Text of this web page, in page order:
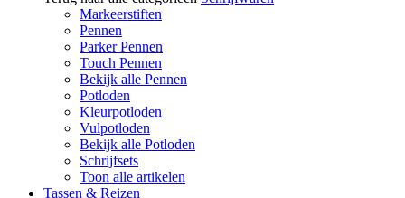
Markeerstiften
Pennen
Parker Pennen
Touch Pennen
Bekijk alle Pennen
Potloden
Kleurpotloden
Vulpotloden
Bekijk alle Potloden
Schrijfsets
Toon alle artikelen
Tassen & Reizen